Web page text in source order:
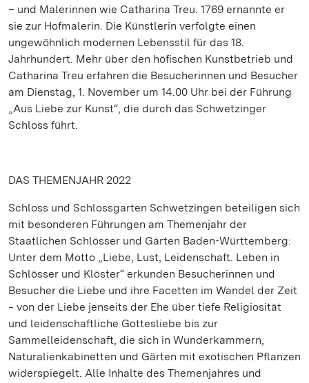
– und Malerinnen wie Catharina Treu. 1769 ernannte er
sie zur Hofmalerin. Die Künstlerin verfolgte einen
ungewöhnlich modernen Lebensstil für das 18.
Jahrhundert. Mehr über den höfischen Kunstbetrieb und
Catharina Treu erfahren die Besucherinnen und Besucher
am Dienstag, 1. November um 14.00 Uhr bei der Führung
„Aus Liebe zur Kunst“, die durch das Schwetzinger
Schloss führt.
DAS THEMENJAHR 2022
Schloss und Schlossgarten Schwetzingen beteiligen sich
mit besonderen Führungen am Themenjahr der
Staatlichen Schlösser und Gärten Baden-Württemberg:
Unter dem Motto „Liebe, Lust, Leidenschaft. Leben in
Schlösser und Klöster“ erkunden Besucherinnen und
Besucher die Liebe und ihre Facetten im Wandel der Zeit
‒ von der Liebe jenseits der Ehe über tiefe Religiosität
und leidenschaftliche Gottesliebe bis zur
Sammelleidenschaft, die sich in Wunderkammern,
Naturalienkabinetten und Gärten mit exotischen Pflanzen
widerspiegelt. Alle Inhalte des Themenjahres und